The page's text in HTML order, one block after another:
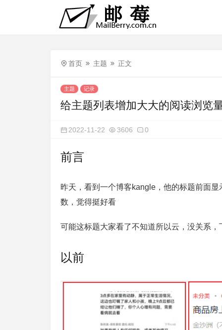
首页 主题 正文
主题 记录
给主题列表增加大大的阅读浏览
2022-11-22 3606 0
前言
昨天，看到一个博客kangle，他的标题前面
数，觉得挺好看
可能这标题大家看了不知道所以云，没关系
以前